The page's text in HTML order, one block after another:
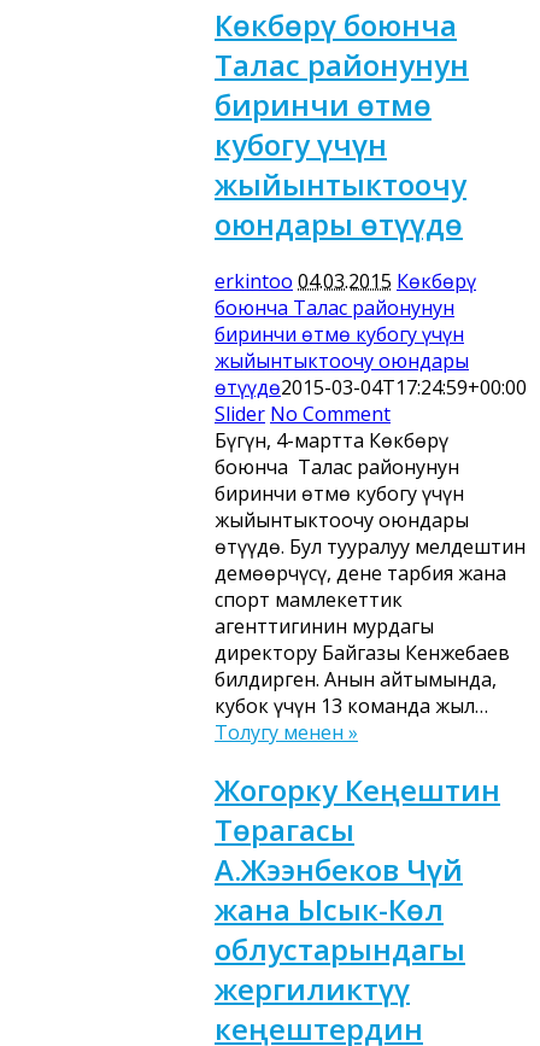
Көкбөрү боюнча
Талас районунун
биринчи өтмө
кубогу үчүн
жыйынтыктоочу
оюндары өтүүдө
erkintoo 04.03.2015 Көкбөрү
боюнча Талас районунун
биринчи өтмө кубогу үчүн
жыйынтыктоочу оюндары
өтүүдө2015-03-04T17:24:59+00:00
Slider No Comment
Бүгүн, 4-мартта Көкбөрү
боюнча Талас районунун
биринчи өтмө кубогу үчүн
жыйынтыктоочу оюндары
өтүүдө. Бул тууралуу мелдештин
демөөрчүсү, дене тарбия жана
спорт мамлекеттик
агенттигинин мурдагы
директору Байгазы Кенжебаев
билдирген. Анын айтымында,
кубок үчүн 13 команда жыл…
Толугу менен »
Жогорку Кеңештин
Төрагасы
А.Жээнбеков Чүй
жана Ысык-Көл
облустарындагы
жергиликтүү
кеңештердин